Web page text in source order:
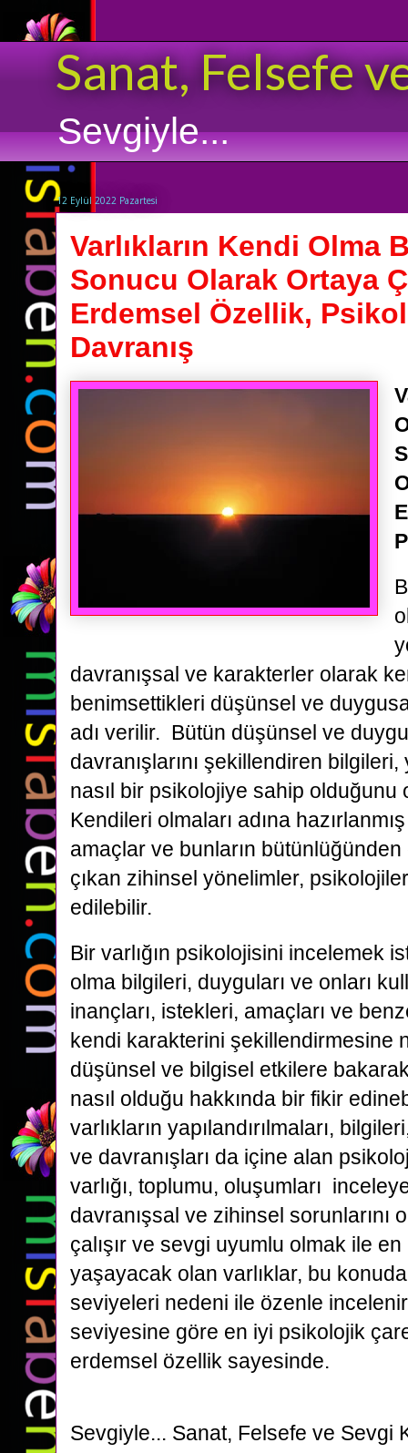
Sanat, Felsefe
Sevgiyle...
12 Eylül 2022 Pazartesi
Varlıkların Kendi Olma
Sonucu Olarak Ortaya
Erdemsel Özellik,
Davranış
davranışsal ve karakterler olarak
benimsettikleri düşünsel ve
adı verilir. Bütün düşünsel ve
davranışlarını şekillendiren bilgileri,
nasıl bir psikolojiye sahip olduğunu
Kendileri olmaları adına
amaçlar ve bunların
çıkan zihinsel yönelimler,
edilebilir.
Bir varlığın psikolojisini incelemek
olma bilgileri, duyguları ve onları
inançları, istekleri, amaçları ve
kendi karakterini şekillendirmesine
düşünsel ve bilgisel etkilere
nasıl olduğu hakkında bir fikir
varlıkların yapılandırılmaları,
ve davranışları da içine alan
varlığı, toplumu, oluşumları
davranışsal ve zihinsel sorunlarını
çalışır ve sevgi uyumlu olmak ile
yaşayacak olan varlıklar, bu
seviyeleri nedeni ile özenle
seviyesine göre en iyi psikolojik
erdemsel özellik sayesinde.
Sevgiyle... Sanat, Felsefe ve Sevgi